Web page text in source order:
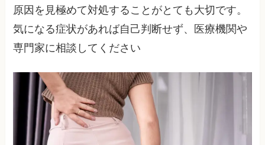
原因を見極めて対処することがとても大切です。
気になる症状があれば自己判断せず、医療機関や
専門家に相談してください